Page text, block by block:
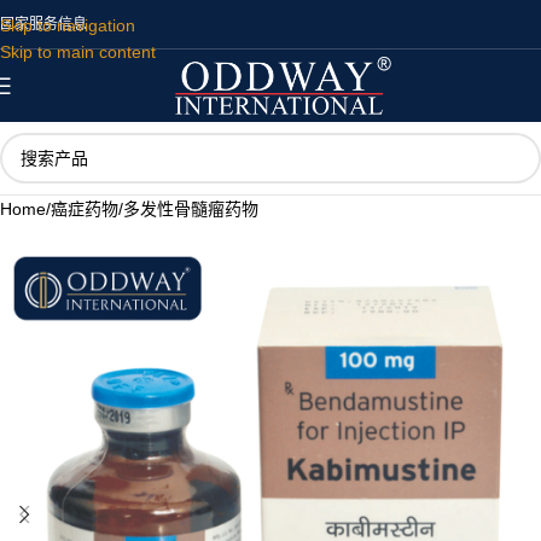
Skip to navigation
Skip to main content
国家服务信息
Home/癌症药物/多发性骨髓瘤药物